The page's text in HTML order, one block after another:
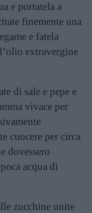
e portatela a
finemente una
e fatela
extravergine
di sale e pepe e
vivace per
cuocere per circa
dovessero
acqua di
zucchine unite